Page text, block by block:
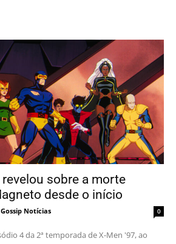
sobre a morte
desde o início
Notícias 0
4 da 2ª temporada de X-Men '97, ao